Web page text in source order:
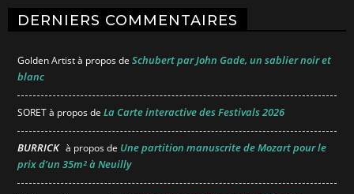
DERNIERS COMMENTAIRES
Golden Artistà propos de Schubert par John Gade, un sablier noir et
blanc
SORETà propos de La Carte interactive des Festivals 2026
BURRICK à propos de Une partition manuscrite de Mozart pour le
prix d’un 35m² à Neuilly